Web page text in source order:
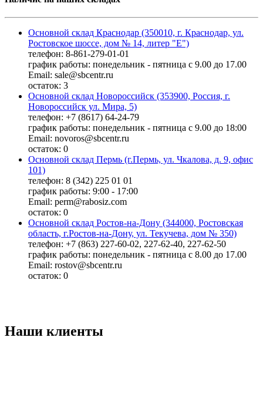
Основной склад Краснодар (350010, г. Краснодар, ул.
Ростовское шоссе, дом № 14, литер "Е")
телефон: 8-861-279-01-01
график работы: понедельник - пятница с 9.00 до 17.00
Email: sale@sbcentr.ru
остаток: 3
Основной склад Новороссийск (353900, Россия, г.
Новороссийск ул. Мира, 5)
телефон: +7 (8617) 64-24-79
график работы: понедельник - пятница с 9.00 до 18:00
Email: novoros@sbcentr.ru
остаток: 0
Основной склад Пермь (г.Пермь, ул. Чкалова, д. 9, офис
101)
телефон: 8 (342) 225 01 01
график работы: 9:00 - 17:00
Email: perm@rabosiz.com
остаток: 0
Основной склад Ростов-на-Дону (344000, Ростовская
область, г.Ростов-на-Дону, ул. Текучева, дом № 350)
телефон: +7 (863) 227-60-02, 227-62-40, 227-62-50
график работы: понедельник - пятница с 8.00 до 17.00
Email: rostov@sbcentr.ru
остаток: 0
Наши клиенты